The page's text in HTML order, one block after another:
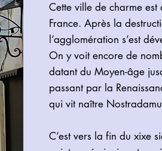
Cette ville de charme est
France. Après la
l’agglomération s’est
On y voit encore de
datant du Moyen-âge
passant par la
qui vit naître
C’est vers la fin du xixe